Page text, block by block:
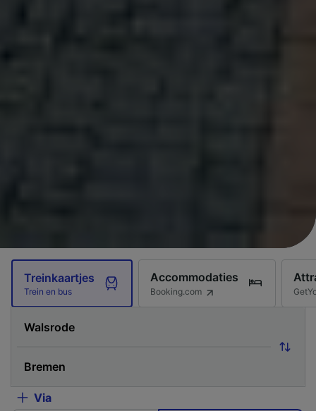
Treinkaartjes
Trein en bus
Accommodaties
Booking.com
Via